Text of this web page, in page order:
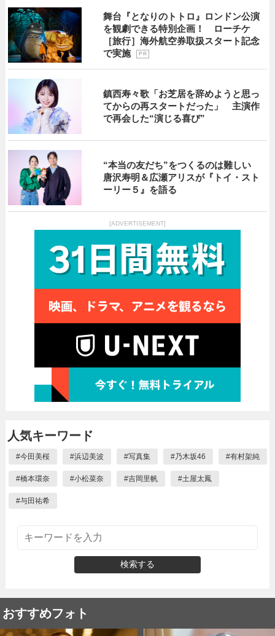
舞台『となりのトトロ』ロンドン公演
を観劇できる特別企画！ ローチケ
［旅行］海外航空券取扱スタート記念
で実施
P R
鎮西寿々歌「お芝居を辞めようと思っ
てからの再スタートだった」 主演作
で再会した“演じる喜び”
“本当の友だち”をつくるのは難しい
唐沢寿明＆広瀬アリスが『トイ・スト
ーリー５』を語る
[ADVERTISEMENT]
人気キーワード
#今田美桜 #浜辺美波 #写真集 #乃木坂46 #有村架純
#橋本環奈 #小松菜奈 #吉岡里帆 #土屋太鳳
#与田祐希
検索する
おすすめフォト